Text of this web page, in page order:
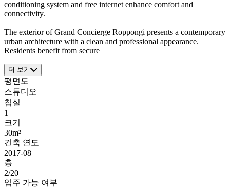
conditioning system and free internet enhance comfort and
connectivity.
The exterior of Grand Concierge Roppongi presents a contemporary
urban architecture with a clean and professional appearance.
Residents benefit from secure
더 보기
평면도
스튜디오
침실
1
크기
30m²
건축 연도
2017-08
층
2/20
입주 가능 여부